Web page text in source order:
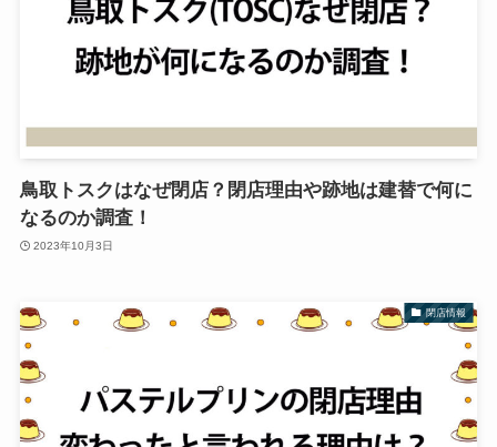
鳥取トスクはなぜ閉店？閉店理由や跡地は建替で何に
なるのか調査！
2023年10月3日
閉店情報